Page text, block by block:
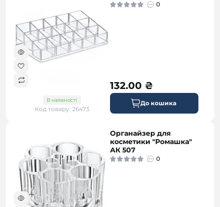
В наявності
Код товару: 26473
0
132.00 ₴
До кошика
Органайзер для
косметики "Ромашка"
АК 507
0